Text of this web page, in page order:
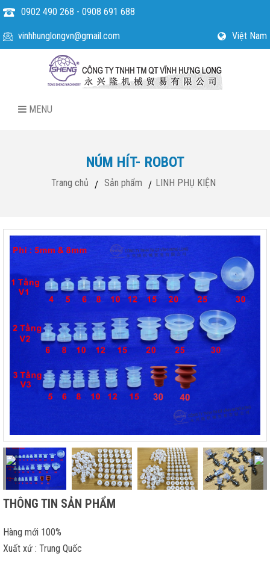
0902 490 268 - 0908 691 688
vinhhunglongvn@gmail.com Việt Nam
MENU
NÚM HÍT- ROBOT
Trang chủ / Sản phẩm / LINH PHỤ KIỆN
THÔNG TIN SẢN PHẨM
Hàng mới 100%
Xuất xứ : Trung Quốc